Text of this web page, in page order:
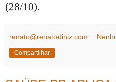
(28/10).
renato@renatodiniz.com
Compartilhar